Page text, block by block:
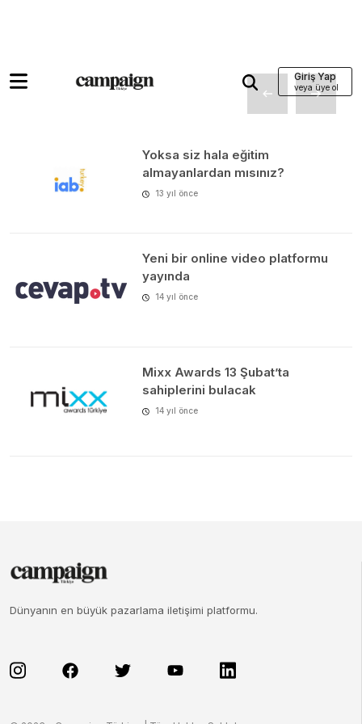
Giriş Yap
Yoksa siz hala eğitim
almayanlardan mısınız?
13 yıl önce
Yeni bir online video platformu
yayında
14 yıl önce
Mixx Awards 13 Şubat’ta
sahiplerini bulacak
14 yıl önce
Dünyanın en büyük pazarlama iletişimi platformu.